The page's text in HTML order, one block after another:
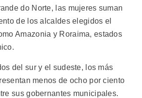
do Norte, las mujeres suman
de los alcaldes elegidos el
Amazonia y Roraima, estados
del sur y el sudeste, los más
menos de ocho por ciento
sus gobernantes municipales.